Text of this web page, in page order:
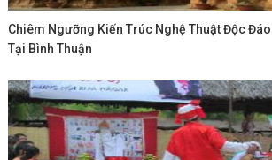
Chiêm Ngưỡng Kiến Trúc Nghệ Thuật Độc
Tại Bình Thuận